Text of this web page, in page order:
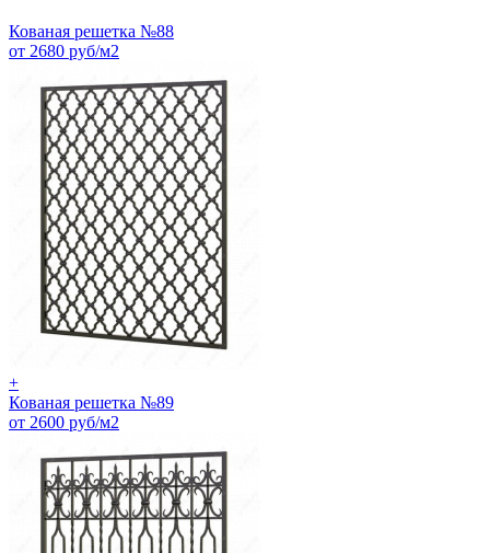
Кованая решетка №88
от 2680 руб/м2
+
Кованая решетка №89
от 2600 руб/м2